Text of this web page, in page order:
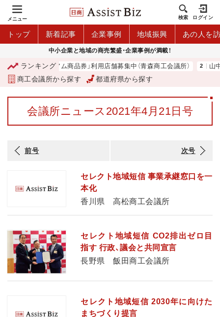
メニュー 検索 ログイン
トップ 新着記事 企業事例 地域振興 あの人を
中小企業と地域の商売繁盛・企業事例が満載！
ランキング
「青森市プレミアム商品券」利用店舗募集中（青森商工会議所） 山中
商工会議所から探す 都道府県から探す
会議所ニュース2021年4月21日号
前号 次号
セレクト地域短信 事業承継窓口を一
本化
香川県 高松商工会議所
セレクト地域短信 CO2排出ゼロ目
指す 行政、議会と共同宣言
長野県 飯田商工会議所
セレクト地域短信 2030年に向けた
まちづくり提言